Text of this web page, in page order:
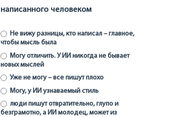
написанного человеком
Не вижу разницы, кто написал – главное,
чтобы мысль была
Могу отличить. У ИИ никогда не бывает
новых мыслей
Уже не могу – все пишут плохо
Могу, у ИИ узнаваемый стиль
люди пишут отвратительно, глупо и
безграмотно, а ИИ молодец, может из